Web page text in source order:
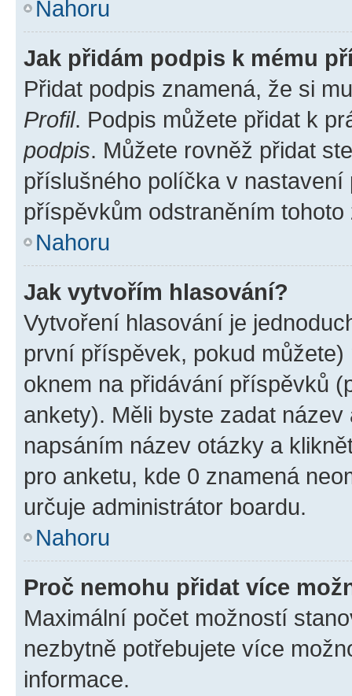
Nahoru
Jak přidám podpis k mému
Přidat podpis znamená, že si
Profil. Podpis můžete přidat k
podpis. Můžete rovněž přidat
příslušného políčka v
příspěvkům odstraněním
Nahoru
Jak vytvořím hlasování?
Vytvoření hlasování je
první příspěvek, pokud
oknem na přidávání příspěvků
ankety). Měli byste zadat
napsáním název otázky a
pro anketu, kde 0 znamená
určuje administrátor boardu.
Nahoru
Proč nemohu přidat více
Maximální počet možností
nezbytně potřebujete více
informace.